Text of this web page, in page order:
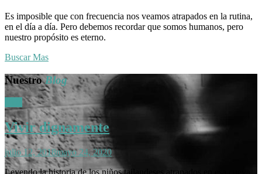
Es imposible que con frecuencia nos veamos atrapados en la rutina,
en el día a día. Pero debemos recordar que somos humanos, pero
nuestro propósito es eterno.
Buscar Mas
NuestroBlog
Posted
in:
Vivir dignamente
Posted
on
julio 12, 2018mayo 24, 2020